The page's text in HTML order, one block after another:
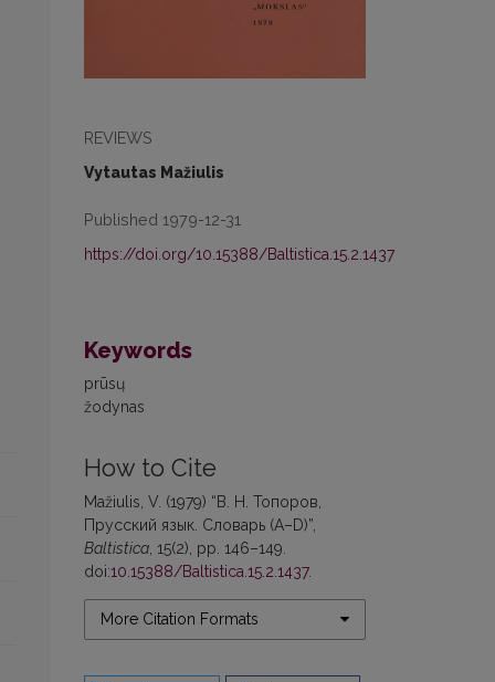
REVIEWS
Vytautas Mažiulis
Published 1979-12-31
https://doi.org/10.15388/Baltistica.15.2.1437
Keywords
prūsų
žodynas
How to Cite
Mažiulis, V. (1979) “В. Н. Топоров,
Прусский язык. Словарь (А–D)”,
Baltistica , 15(2), pp. 146–149.
doi:10.15388/Baltistica.15.2.1437.
More Citation Formats